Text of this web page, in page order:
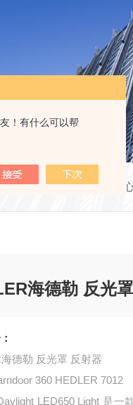
！有什么可以帮
前位置：首页 产品中
HEDLER海
HEDLER海德勒 反光罩 反射器
4-Leaf Barndoor 360 HEDLER 7012
LED650 Light 是